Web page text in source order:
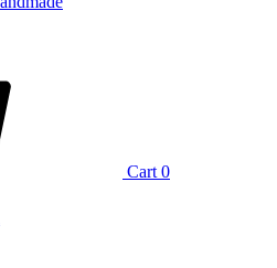
Cart 0